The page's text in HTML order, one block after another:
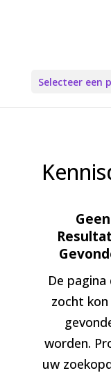
Selecteer een
Geen
De pagina
zocht
worden.
uw